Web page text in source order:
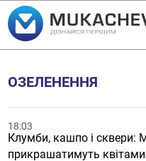
ОЗЕЛЕНЕННЯ
18:03
Клумби, кашпо і сквери:
прикрашатимуть